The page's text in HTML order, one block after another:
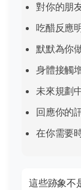
對你的朋
吃醋反應
默默為你
身體接觸
未來規劃
回應你的
在你需要
這些跡象不